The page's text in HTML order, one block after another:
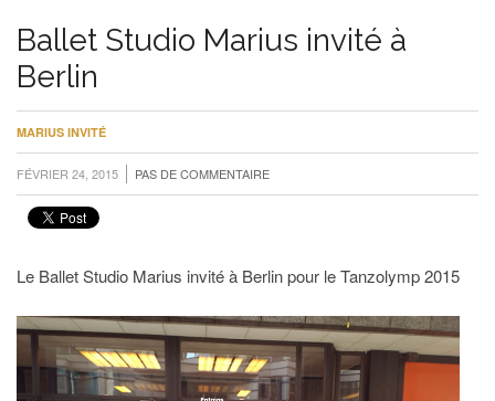
Ballet Studio Marius invité à
Berlin
MARIUS INVITÉ
FÉVRIER 24, 2015 PAS DE COMMENTAIRE
Le Ballet Studio Marius invité à Berlin pour le Tanzolymp 2015